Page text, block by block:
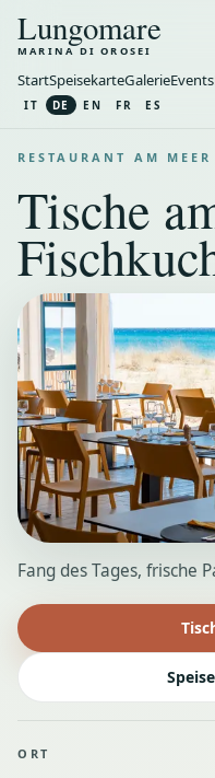
Lungomare
MARINA DI OROSEI
StartSpeisekarteGalerieEvents
IT DE EN FR ES
RESTAURANT AM
Tische
Fang des Tages, frische
ORT